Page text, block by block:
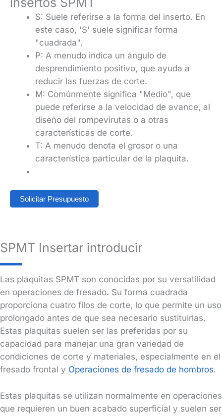
S: Suele referirse a la forma del inserto. En
este caso, 'S' suele significar forma
"cuadrada".
P: A menudo indica un ángulo de
desprendimiento positivo, que ayuda a
reducir las fuerzas de corte.
M: Comúnmente significa "Medio", que
puede referirse a la velocidad de avance, al
diseño del rompevirutas o a otras
características de corte.
T: A menudo denota el grosor o una
característica particular de la plaquita.
Solicitar Presupuesto
SPMT Insertar introducir
Las plaquitas SPMT son conocidas por su versatilidad
en operaciones de fresado. Su forma cuadrada
proporciona cuatro filos de corte, lo que permite un uso
prolongado antes de que sea necesario sustituirlas.
Estas plaquitas suelen ser las preferidas por su
capacidad para manejar una gran variedad de
condiciones de corte y materiales, especialmente en el
fresado frontal y Operaciones de fresado de hombros.
Estas plaquitas se utilizan normalmente en operaciones
que requieren un buen acabado superficial y suelen ser